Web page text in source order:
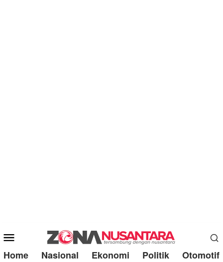
Mobile
Menu
Home Nasional Ekonomi Politik Otomotif